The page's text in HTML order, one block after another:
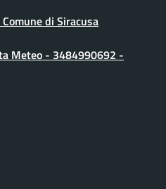
di Siracusa
Meteo - 3484990692 -